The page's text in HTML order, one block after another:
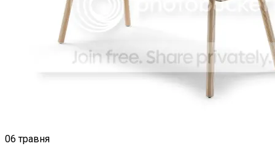
06 травня